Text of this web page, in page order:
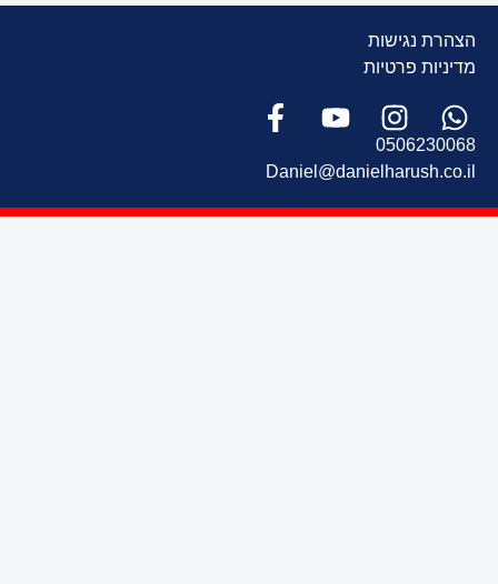
הצהרת נגישות
מדיניות פרטיות
0506230068
Daniel@danielharush.co.il